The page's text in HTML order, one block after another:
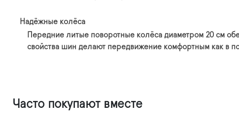
Надёжные колёса
Передние литые поворотные колёса диаметром 20 см
свойства шин делают передвижение комфортным как в
Часто покупают вместе